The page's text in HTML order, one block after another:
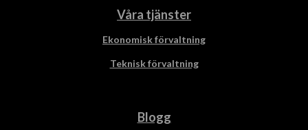
Våra tjänster
Ekonomisk förvaltning
Teknisk förvaltning
Blogg